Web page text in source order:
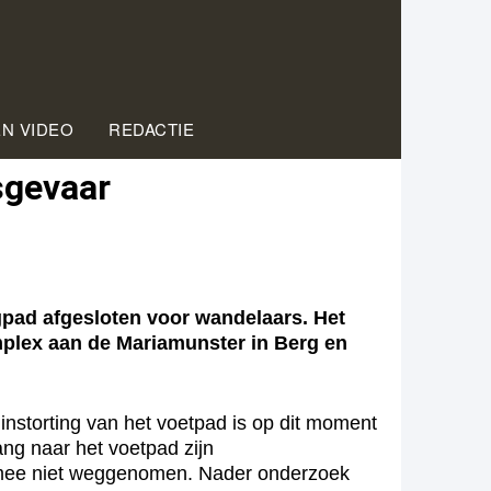
VIDEO REDACTIE
afgesloten voor wandelaars. Het
aan de Mariamunster in Berg en
van het voetpad is op dit moment
naar het voetpad zijn
niet weggenomen. Nader onderzoek